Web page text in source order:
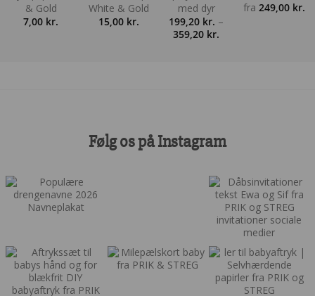
& Gold
7,00 kr.
White & Gold
15,00 kr.
med dyr
199,20 kr. –
359,20 kr.
fra 249,00 kr.
Følg os på Instagram